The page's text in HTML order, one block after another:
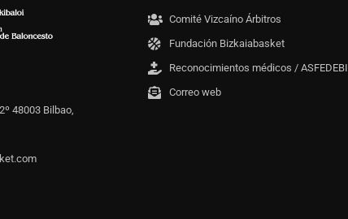
48003 Bilbao,
Comité Vizcaíno Árbitros
Fundación Bizkaiabasket
Reconocimientos médicos / ASFEDEBI
Correo web